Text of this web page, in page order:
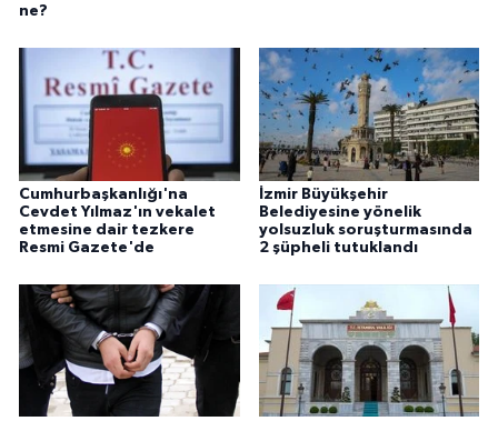
ne?
Cumhurbaşkanlığı'na
Cevdet Yılmaz'ın vekalet
etmesine dair tezkere
Resmi Gazete'de
İzmir Büyükşehir
Belediyesine yönelik
yolsuzluk soruşturmasında
2 şüpheli tutuklandı